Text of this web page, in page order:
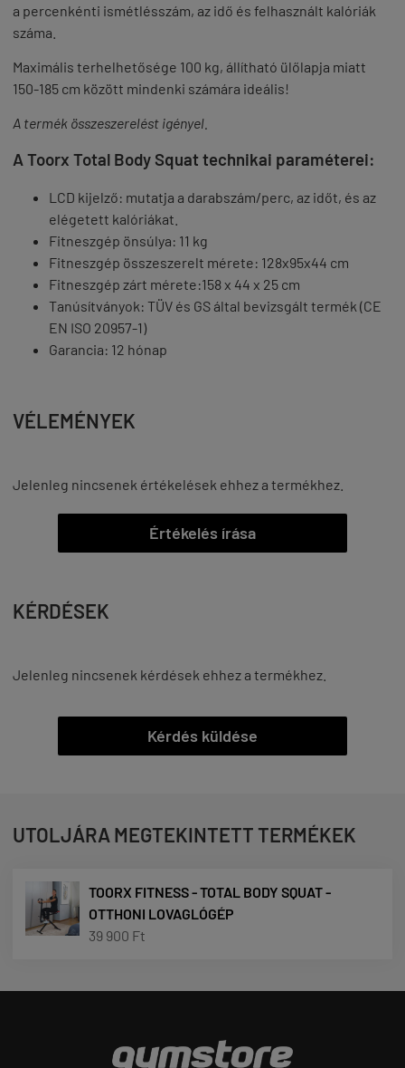
a percenkénti ismétlésszám, az idő és felhasznált kalóriák
száma.
Maximális terhelhetősége 100 kg, állítható ülőlapja miatt
150-185 cm között mindenki számára ideális!
A termék összeszerelést igényel.
A Toorx Total Body Squat technikai paraméterei:
LCD kijelző: mutatja a darabszám/perc, az időt, és az
elégetett kalóriákat.
Fitneszgép önsúlya: 11 kg
Fitneszgép összeszerelt mérete: 128x95x44 cm
Fitneszgép zárt mérete:158 x 44 x 25 cm
Tanúsítványok: TÜV és GS által bevizsgált termék (CE
EN ISO 20957-1)
Garancia: 12 hónap
VÉLEMÉNYEK
Jelenleg nincsenek értékelések ehhez a termékhez.
Értékelés írása
KÉRDÉSEK
Jelenleg nincsenek kérdések ehhez a termékhez.
Kérdés küldése
UTOLJÁRA MEGTEKINTETT TERMÉKEK
TOORX FITNESS - TOTAL BODY SQUAT -
OTTHONI LOVAGLÓGÉP
39 900 Ft